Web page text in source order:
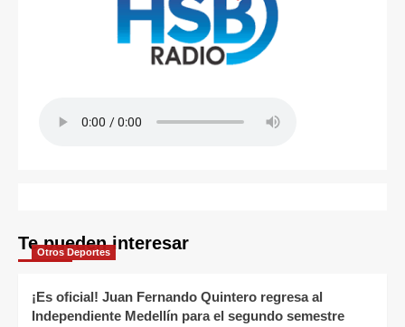
Te pueden interesar
Otros Deportes
¡Es oficial! Juan Fernando Quintero regresa al
Independiente Medellín para el segundo semestre